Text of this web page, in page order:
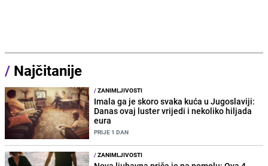
/ Najčitanije
/ZANIMLJIVOSTI
Imala ga je skoro svaka kuća u Jugoslaviji:
Danas ovaj luster vrijedi i nekoliko hiljada
eura
PRIJE 1 DAN
/ZANIMLJIVOSTI